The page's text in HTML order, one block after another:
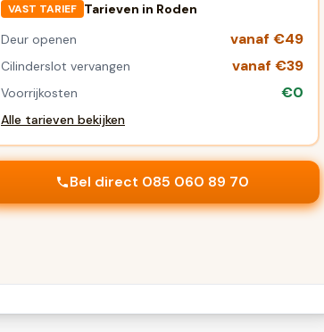
VAST TARIEF Tarieven in Roden
Deur openen
vanaf €49
Cilinderslot vervangen vanaf €39
Voorrijkosten €0
Alle tarieven bekijken
Bel direct 085 060 89 70